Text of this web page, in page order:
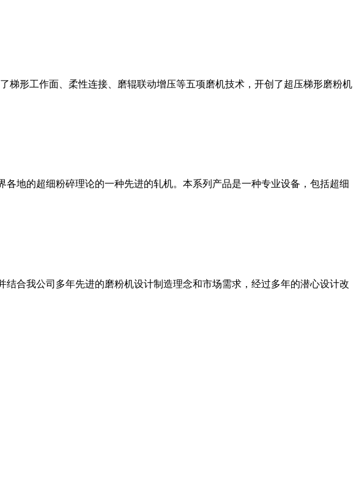
梯形工作面、柔性连接、磨辊联动增压等五项磨机技术，开创了超压梯形磨粉机
地的超细粉碎理论的一种先进的轧机。本系列产品是一种专业设备，包括超细
合我公司多年先进的磨粉机设计制造理念和市场需求，经过多年的潜心设计改